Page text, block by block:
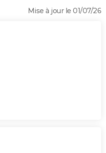
Mise à jour le 01/07/26